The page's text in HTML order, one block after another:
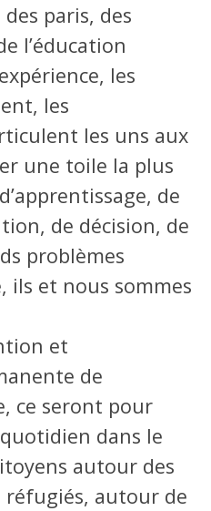
paris, des
l’éducation
les
les
les uns aux
une toile la plus
de
de décision, de
problèmes
ils et nous sommes
et
de
ce seront pour
dans le
autour des
réfugiés, autour de